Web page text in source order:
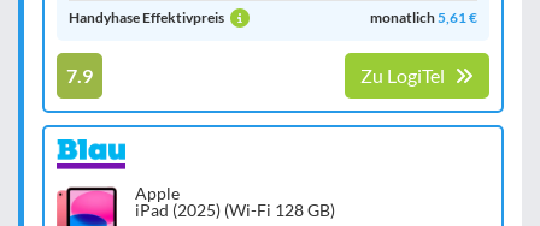
Handyhase Effektivpreis
monatlich5,61 €
7.9 Zu LogiTel
Apple
iPad (2025) (Wi-Fi 128 GB)